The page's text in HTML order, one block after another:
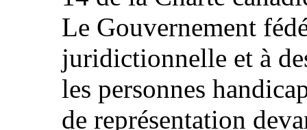
Le Gouvernement
juridictionnelle et à
les personnes
de représentation